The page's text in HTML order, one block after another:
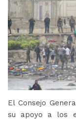
El Consejo
su apoyo a los